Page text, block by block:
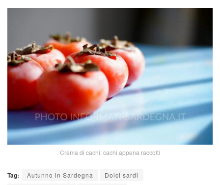
Crema di cachi: cachi appena raccolti
Tag: Autunno in Sardegna
Dolci sardi